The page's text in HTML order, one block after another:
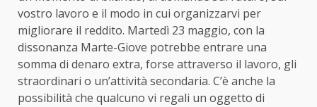
vostro lavoro e il modo in cui organizzarvi per
migliorare il reddito. Martedì 23 maggio, con la
dissonanza Marte-Giove potrebbe entrare una
somma di denaro extra, forse attraverso il lavoro, gli
straordinari o un’attività secondaria. C’è anche la
possibilità che qualcuno vi regali un oggetto di